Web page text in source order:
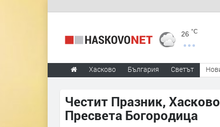
26 °C
Хасково България Светът
Честит Празник,
Пресвета Богородица